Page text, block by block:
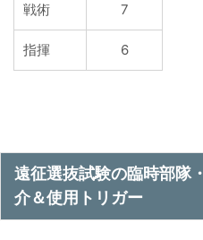
戦術 7
指揮 6
遠征選抜試験の臨時部隊
介＆使用トリガー